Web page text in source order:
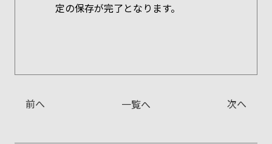
定の保存が完了となります。
前へ 一覧へ 次へ